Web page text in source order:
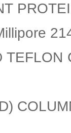
TEFLON